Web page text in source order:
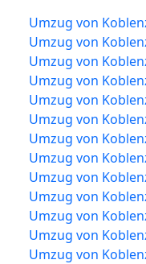
Umzug von
Umzug von
Umzug von
Umzug von
Umzug von
Umzug von
Umzug von
Umzug von
Umzug von
Umzug von
Umzug von
Umzug von
Umzug von